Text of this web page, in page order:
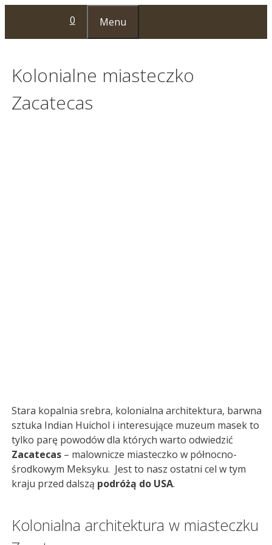
treści
0 Menu
Kolonialne miasteczko
Zacatecas
Stara kopalnia srebra, kolonialna architektura, barwna
sztuka Indian Huichol i interesujące muzeum masek to
tylko parę powodów dla których warto odwiedzić
Zacatecas – malownicze miasteczko w północno-
środkowym Meksyku. Jest to nasz ostatni cel w tym
kraju przed dalszą podróżą do USA.
Kolonialna architektura w miasteczku